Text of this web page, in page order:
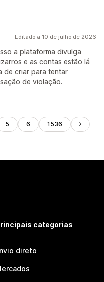
Editado a 10 de julho de 2026
a plataforma divulga
e as contas estão lá
de criar para tentar
de violação.
5 6 1536
categorias
direto